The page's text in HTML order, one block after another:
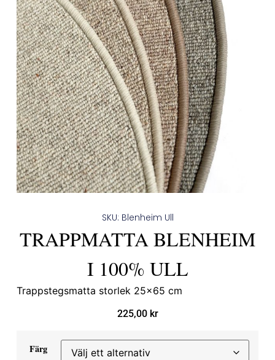
SKU: Blenheim Ull
TRAPPMATTA BLENHEIM
I 100% ULL
Trappstegsmatta storlek 25×65 cm
225,00 kr
Färg